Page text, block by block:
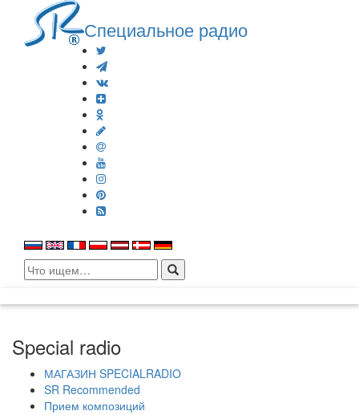
Специальное радио
Search
for:
Special radio
МАГАЗИН SPECIALRADIO
SR Recommended
Прием композиций